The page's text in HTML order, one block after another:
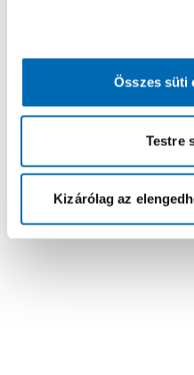
Összes süti
Testre
Kizárólag az